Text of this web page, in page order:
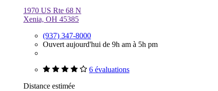
1970 US Rte 68 N
Xenia, OH 45385
(937) 347-8000
Ouvert aujourd'hui de 9h am à 5h pm
6 évaluations
Distance estimée